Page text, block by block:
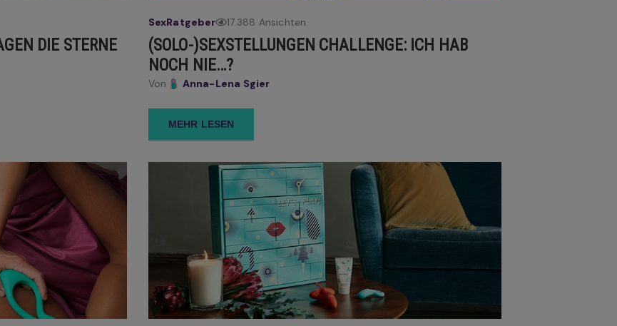
DIE STERNE
SexRatgeber 17.388 Ansichten
(SOLO-)SEXSTELLUNGEN CHALLENGE: ICH HAB
NOCH NIE…?
Von Anna-Lena Sgier
MEHR LESEN